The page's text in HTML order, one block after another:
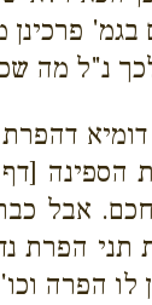
נ"ל מה
אבל
תני הפרת
הפרה